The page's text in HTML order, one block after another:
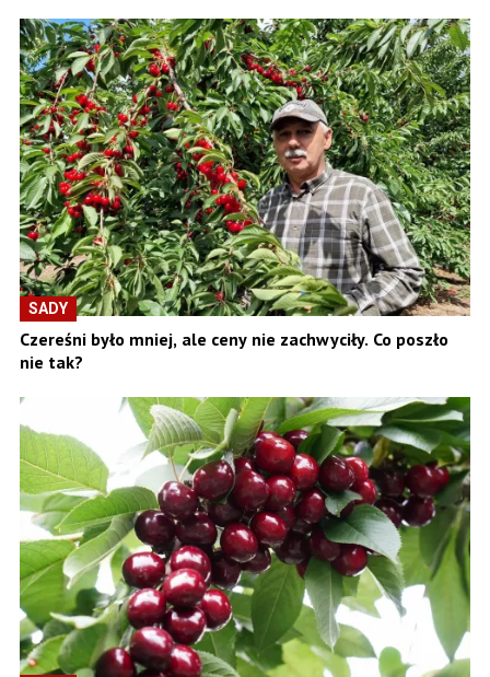
SADY
Czereśni było mniej, ale ceny nie zachwyciły. Co poszło
nie tak?